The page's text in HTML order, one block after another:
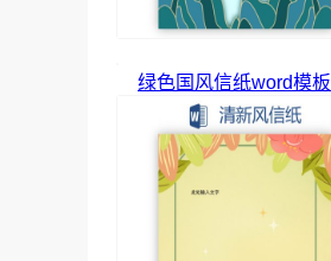
绿色国风信纸word模板